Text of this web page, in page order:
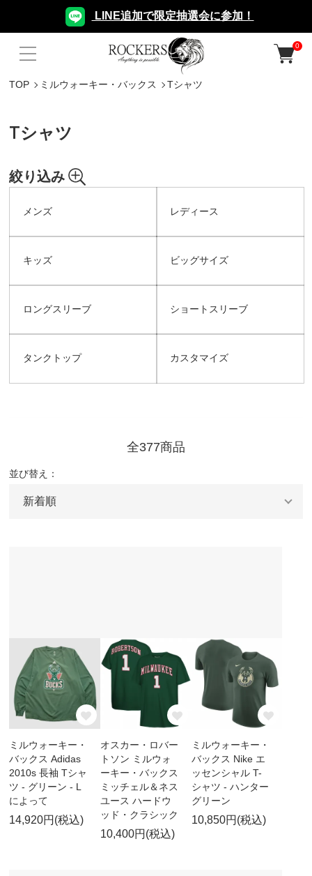
LINE追加で限定抽選会に参加！
0
TOP ミルウォーキー・バックス Tシャツ
Tシャツ
絞り込み
メンズ レディース
キッズ ビッグサイズ
ロングスリーブ ショートスリーブ
タンクトップ カスタマイズ
全377商品
並び替え：
ミルウォーキー・
バックス Adidas
2010s 長袖 Tシャ
ツ - グリーン - L
によって
14,920円(税込)
オスカー・ロバー
トソン ミルウォ
ーキー・バックス
ミッチェル＆ネス
ユース ハードウ
ッド・クラシック
10,400円(税込)
ミルウォーキー・
バックス Nike エ
ッセンシャル T-
シャツ - ハンター
グリーン
10,850円(税込)